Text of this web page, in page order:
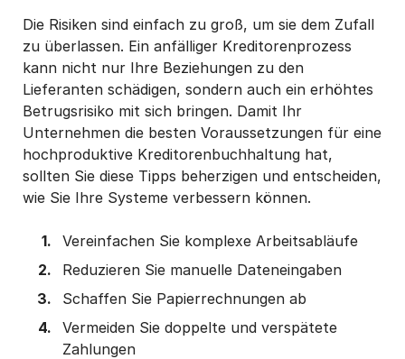
Die Risiken sind einfach zu groß, um sie dem Zufall
zu überlassen. Ein anfälliger Kreditorenprozess
kann nicht nur Ihre Beziehungen zu den
Lieferanten schädigen, sondern auch ein erhöhtes
Betrugsrisiko mit sich bringen. Damit Ihr
Unternehmen die besten Voraussetzungen für eine
hochproduktive Kreditorenbuchhaltung hat,
sollten Sie diese Tipps beherzigen und entscheiden,
wie Sie Ihre Systeme verbessern können.
Vereinfachen Sie komplexe Arbeitsabläufe
Reduzieren Sie manuelle Dateneingaben
Schaffen Sie Papierrechnungen ab
Vermeiden Sie doppelte und verspätete
Zahlungen